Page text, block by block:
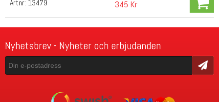
Artnr: 13479 345 Kr
Nyhetsbrev - Nyheter och erbjudanden
Skicka